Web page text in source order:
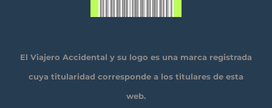
El Viajero Accidental y su logo es una marca registrada
cuya titularidad corresponde a los titulares de esta
web.